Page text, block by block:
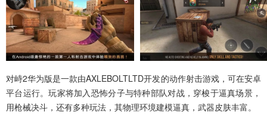
对峙2华为版是一款由AXLEBOLTLTD开发的动作射击游戏，可在安卓
平台运行。玩家将加入恐怖分子与特种部队对战，穿梭于逼真场景，
用枪械决斗，还有多种玩法，其物理环境建模逼真，武器皮肤丰富。